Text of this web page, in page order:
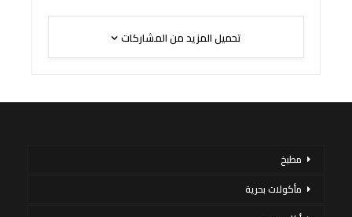
تحميل المزيد من المشاركات
مطبخ
مأكولات بحرية